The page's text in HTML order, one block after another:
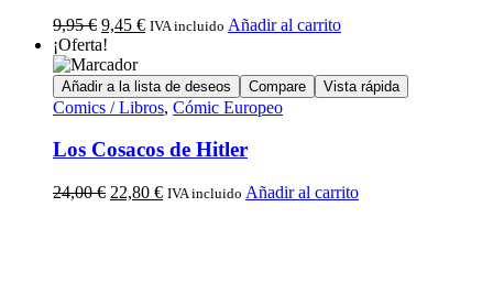
9,95€ 9,45 € IVA incluido Añadir al carrito
¡Oferta!
Añadir a la lista de deseos Compare Vista rápida
Comics / Libros, Cómic Europeo
Los Cosacos de Hitler
24,00€ 22,80 € IVA incluido Añadir al carrito